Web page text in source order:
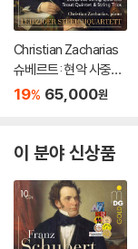
Christian Zacharias
슈베르트: 현악 사중주
전곡 외 (Schubert: C
& String Trios)
19% 65,000원
이 분야 신상품